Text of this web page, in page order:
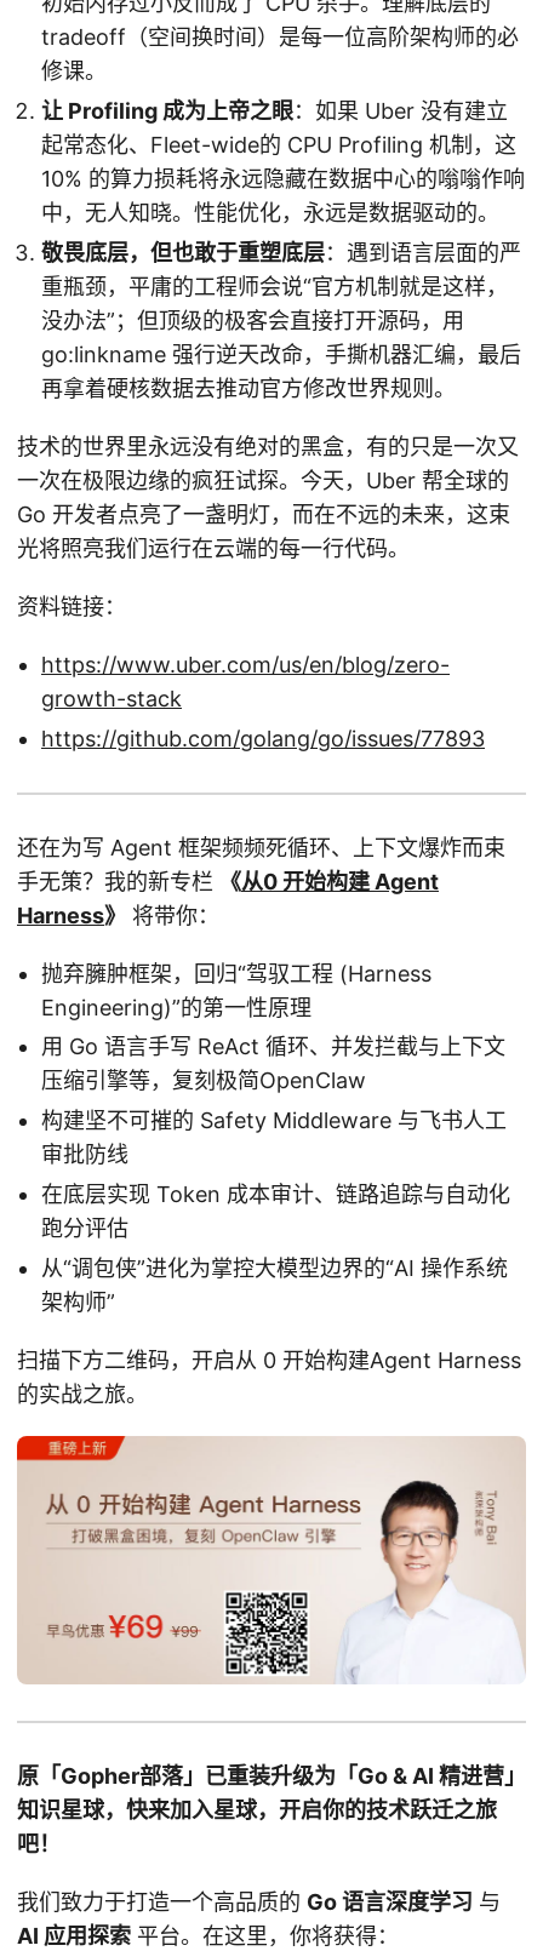
tradeoff（空间换时间）是每一位高阶架构师的必
修课。
让 Profiling 成为上帝之眼：如果 Uber 没有建立
起常态化、Fleet-wide的 CPU Profiling 机制，这
10% 的算力损耗将永远隐藏在数据中心的嗡嗡作响
中，无人知晓。性能优化，永远是数据驱动的。
敬畏底层，但也敢于重塑底层：遇到语言层面的严
重瓶颈，平庸的工程师会说“官方机制就是这样，
没办法”；但顶级的极客会直接打开源码，用
go:linkname 强行逆天改命，手撕机器汇编，最后
再拿着硬核数据去推动官方修改世界规则。
技术的世界里永远没有绝对的黑盒，有的只是一次又
一次在极限边缘的疯狂试探。今天，Uber 帮全球的
Go 开发者点亮了一盏明灯，而在不远的未来，这束
光将照亮我们运行在云端的每一行代码。
资料链接：
https://www.uber.com/us/en/blog/zero-
growth-stack
https://github.com/golang/go/issues/77893
还在为写 Agent 框架频频死循环、上下文爆炸而束
手无策？我的新专栏
《从0 开始构建 Agent
Harness》 将带你：
抛弃臃肿框架，回归“驾驭工程 (Harness
Engineering)”的第一性原理
用 Go 语言手写 ReAct 循环、并发拦截与上下文
压缩引擎等，复刻极简OpenClaw
构建坚不可摧的 Safety Middleware 与飞书人工
审批防线
在底层实现 Token 成本审计、链路追踪与自动化
跑分评估
从“调包侠”进化为掌控大模型边界的“AI 操作系统
架构师”
扫描下方二维码，开启从 0 开始构建Agent Harness
的实战之旅。
原「Gopher部落」已重装升级为「Go & AI 精进营」
知识星球，快来加入星球，开启你的技术跃迁之旅
吧！
我们致力于打造一个高品质的 Go 语言深度学习 与
AI 应用探索 平台。在这里，你将获得：